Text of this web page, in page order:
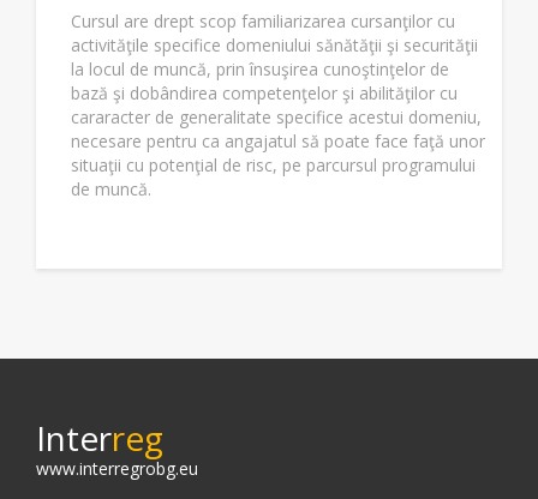
Cursul are drept scop familiarizarea cursanţilor cu
activităţile specifice domeniului sănătăţii şi securităţii
la locul de muncă, prin însuşirea cunoştinţelor de
bază şi dobândirea competenţelor şi abilităţilor cu
cararacter de generalitate specifice acestui domeniu,
necesare pentru ca angajatul să poate face faţă unor
situaţii cu potenţial de risc, pe parcursul programului
de muncă.
Interreg
www.interregrobg.eu